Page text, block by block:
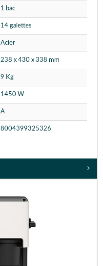
1 bac
14 galettes
Acier
238 x 430 x 338 mm
9 Kg
1450 W
A
8004399325326